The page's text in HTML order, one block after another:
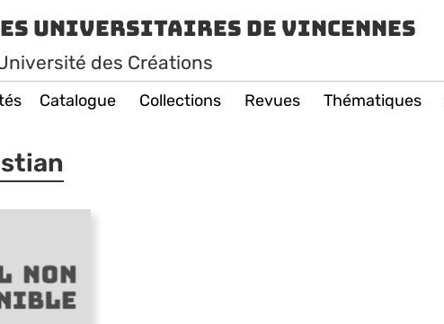
Universitaires de Vincennes
des Créations
Catalogue Collections Revues Thématiques